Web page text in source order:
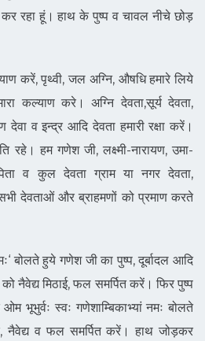
कर रहा हूं। हाथ के पुष्प व चावल नीचे छोड़
करें, पृथ्वी, जल अग्नि, औषधि हमारे लिये
कल्याण करे। अग्नि देवता,सूर्य देवता,
देवा व इन्द्र आदि देवता हमारी रक्षा करें।
रहे। हम गणेश जी, लक्ष्मी-नारायण, उमा-
व कुल देवता ग्राम या नगर देवता,
देवताओं और ब्राहमणों को प्रमाण करते
बोलते हुये गणेश जी का पुष्प, दूर्बादल आदि
नैवेद्य मिठाई, फल समर्पित करें। फिर पुष्प
भूभुर्वः स्वः गणेशाम्बिकाभ्यां नमः बोलते
नैवेद्य व फल समर्पित करें। हाथ जोड़कर